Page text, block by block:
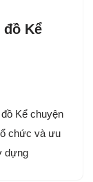
đồ Kể
Kể chuyện
chức và ưu
dựng